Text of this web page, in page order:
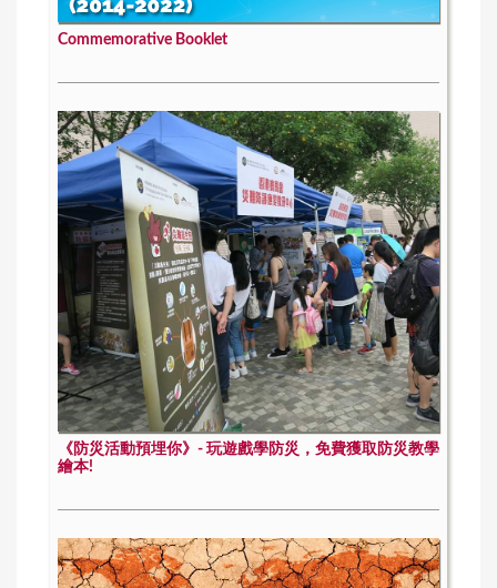
Commemorative Booklet
《防災活動預埋你》- 玩遊戲學防災，免費獲取防災教學
繪本!